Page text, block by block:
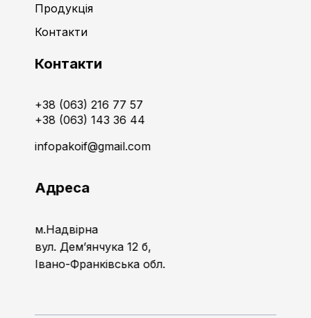
Продукція
Контакти
Контакти
+38 (063) 216 77 57
+38 (063) 143 36 44
infopakoif@gmail.com
Адреса
м.Надвірна
вул. Дем’янчука 12 б,
Івано-Франківська обл.